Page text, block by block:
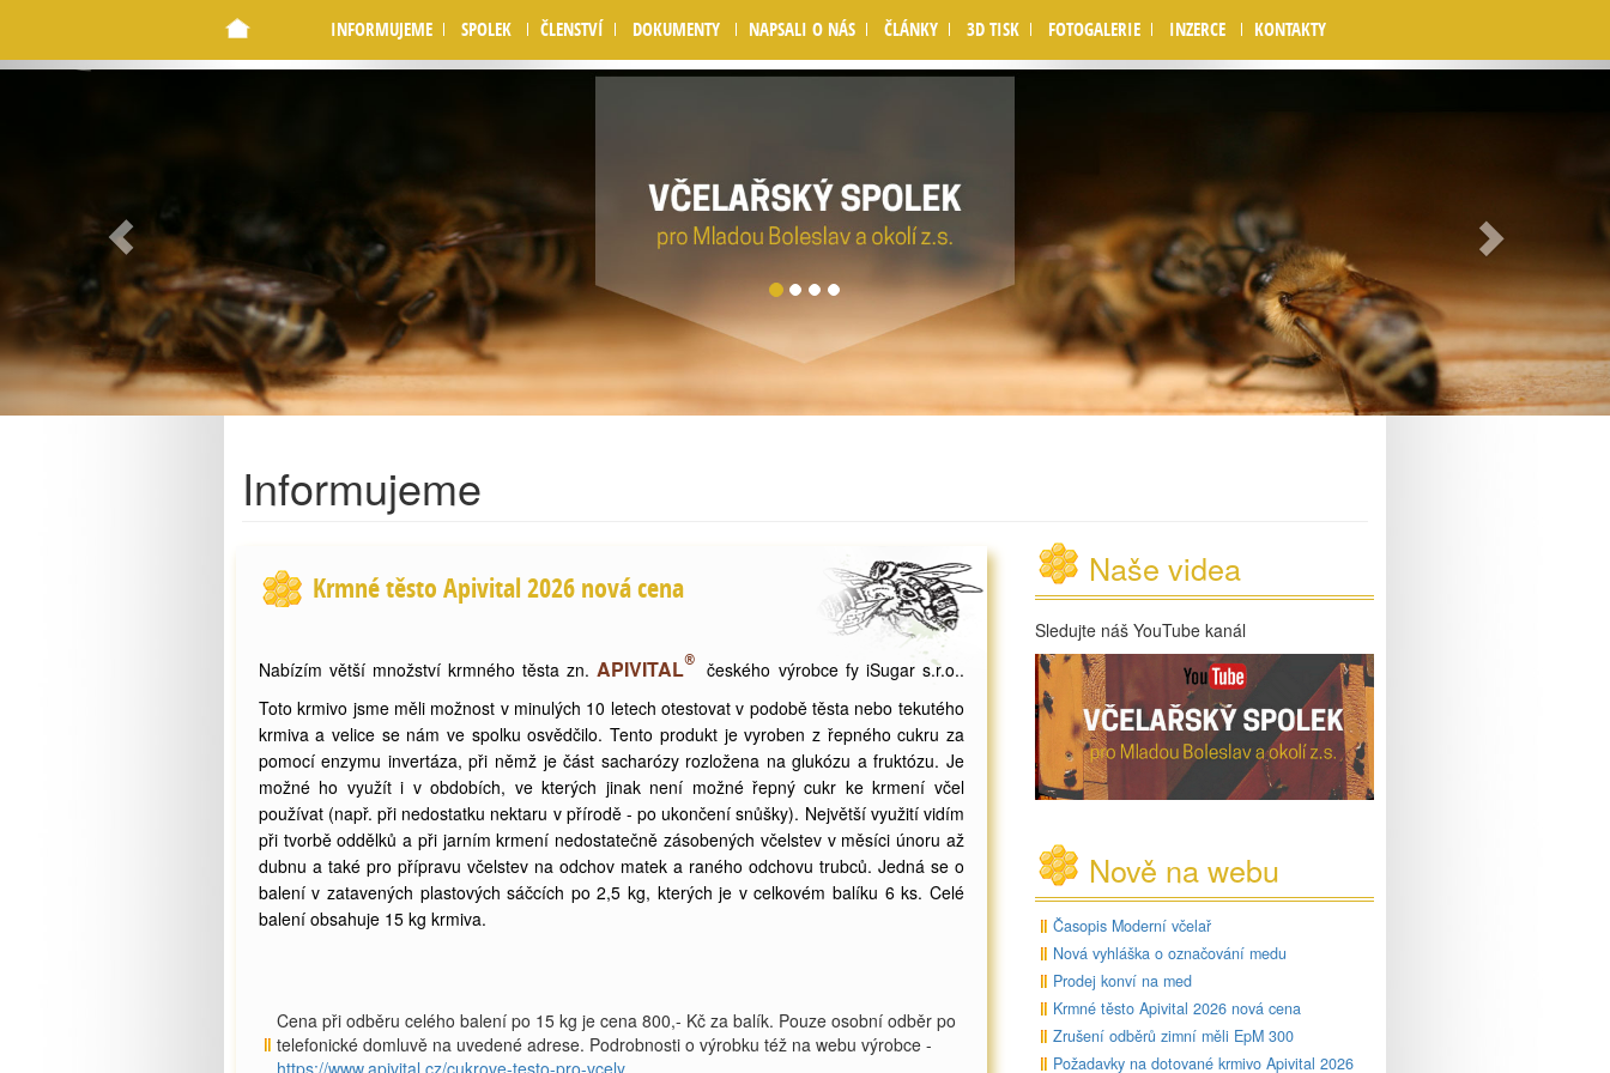
INFORMUJEME SPOLEK ČLENSTVÍ DOKUMENTY NAPSALI O NÁS ČLÁNKY 3D TISK FOTOGALERIE INZERCE KONTAKTY
: preg_match(): No ending delimiter '/' found [APP/View/Layouts/default.ctp, line 59]
Previous Next
Informujeme
Krmné těsto Apivital 2026 nová cena
Nabízím větší množství krmného těsta zn. APIVITAL® českého výrobce fy iSugar s.r.o..
Toto krmivo jsme měli možnost v minulých 10 letech otestovat v podobě těsta nebo tekutého
krmiva a velice se nám ve spolku osvědčilo. Tento produkt je vyroben z řepného cukru za
pomocí enzymu invertáza, při němž je část sacharózy rozložena na glukózu a fruktózu. Je
možné ho využít i v obdobích, ve kterých jinak není možné řepný cukr ke krmení včel
používat (např. při nedostatku nektaru v přírodě - po ukončení snůšky). Největší využití vidím
při tvorbě oddělků a při jarním krmení nedostatečně zásobených včelstev v měsíci únoru až
dubnu a také pro přípravu včelstev na odchov matek a raného odchovu trubců. Jedná se o
balení v zatavených plastových sáčcích po 2,5 kg, kterých je v celkovém balíku 6 ks. Celé
balení obsahuje 15 kg krmiva.
Cena při odběru celého balení po 15 kg je cena 800,- Kč za balík. Pouze osobní odběr po
telefonické domluvě na uvedené adrese. Podrobnosti o výrobku též na webu výrobce -
Naše videa
Sledujte náš YouTube kanál
Nově na webu
Časopis Moderní včelař
Nová vyhláška o označování medu
Prodej konví na med
Krmné těsto Apivital 2026 nová cena
Zrušení odběrů zimní měli EpM 300
Požadavky na dotované krmivo Apivital 2026